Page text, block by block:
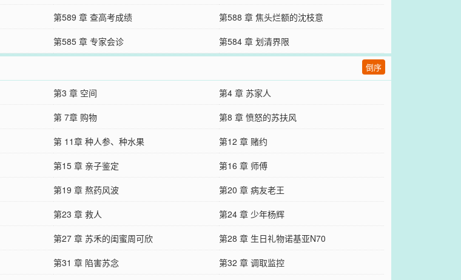
第589 章 查高考成绩
第588 章 焦头烂额的沈枝意
第585 章 专家会诊 第584 章 划清界限
倒序
第3 章 空间
第4 章 苏家人
第 7章 购物
第8 章 愤怒的苏扶风
第 11章 种人参、种水果
第12 章 赌约
第15 章 亲子鉴定
第16 章 师傅
第19 章 熬药风波
第20 章 病友老王
第23 章 救人
第24 章 少年杨辉
第27 章 苏禾的闺蜜周可欣
第28 章 生日礼物诺基亚N70
第31 章 陷害苏念
第32 章 调取监控